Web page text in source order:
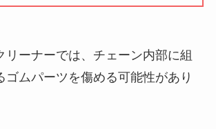
リーナーでは、チェーン内部に組
ゴムパーツを傷める可能性があり